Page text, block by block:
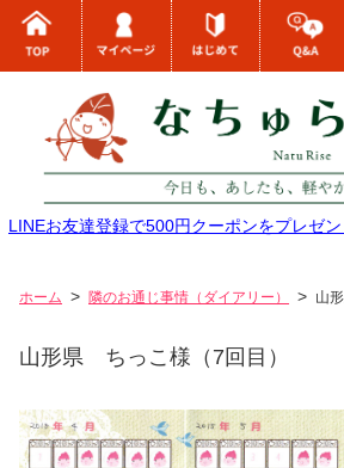
LINEお友達登録で500円クーポンをプレゼン
ホーム 隣のお通じ事情（ダイアリー） 山
山形県 ちっこ様（7回目）